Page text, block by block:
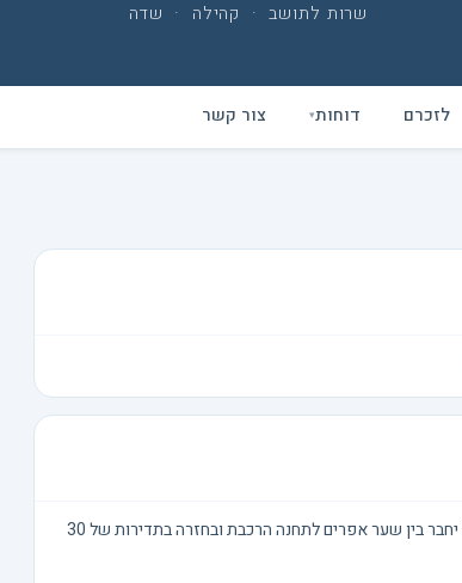
שרות לתושב · קהילה · שדה
לזכרם דוחות▾ צור קשר
השבוע תיפתח תחנת הרכבת ,'השומרון-טייבה', קו אוטובוס 2 יחבר בין שער אפרים לתחנה הרכבת ובחזרה בתדירות של 30